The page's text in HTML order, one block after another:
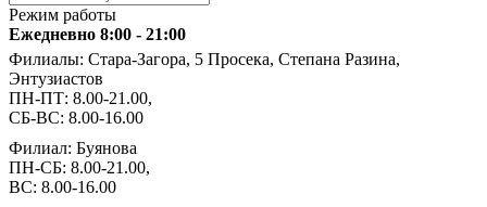
Режим работы
Ежедневно 8:00 - 21:00
Филиалы: Стара-Загора, 5 Просека, Степана Разина,
Энтузиастов
ПН-ПТ: 8.00-21.00,
СБ-ВС: 8.00-16.00
Филиал: Буянова
ПН-СБ: 8.00-21.00,
ВС: 8.00-16.00